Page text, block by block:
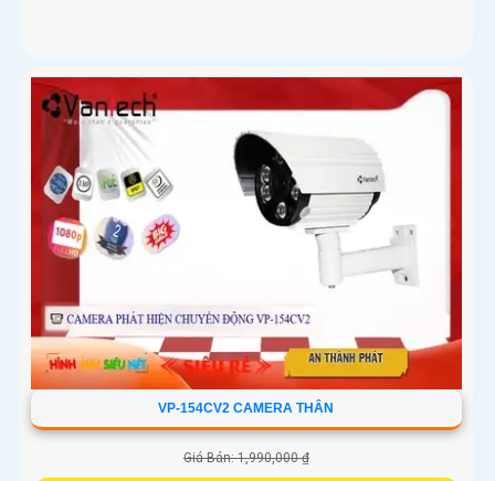
VP-154CV2 CAMERA THÂN
Giá Bán: 1,990,000 ₫